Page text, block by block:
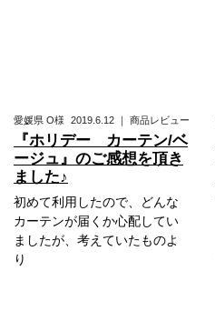
愛媛県 O様 2019.6.12 ｜ 商品レビュー
『ホリデー カーテン/ベ
ージュ』のご感想を頂き
ました♪
初めて利用したので、どんな
カーテンが届くか心配してい
ましたが、考えていたものよ
り